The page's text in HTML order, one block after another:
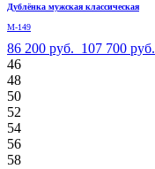
Дублёнка мужская классическая
М-149
86 200 руб. 107 700 руб.
46
48
50
52
54
56
58